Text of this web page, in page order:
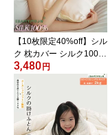
お買い物マラソン
【10枚限定40%off】シル
ク 枕カバー シルク100％
30匁 74×48 大きめ 片面
封筒型 厚手 美髪 倍】美
肌 敏感肌 保湿 低刺激 ヘ
アケア ピローケース 肌
荒れ 摩擦 プレゼント ギ
フト SHAMYMOON 母の
3,480 円